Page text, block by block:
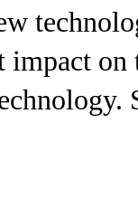
impact on